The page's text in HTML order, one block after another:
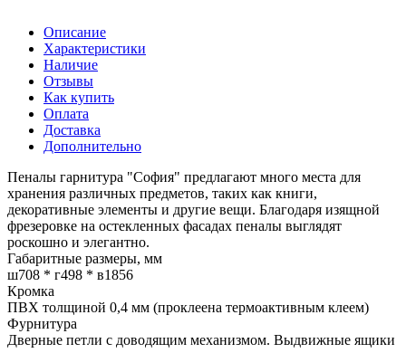
Описание
Характеристики
Наличие
Отзывы
Как купить
Оплата
Доставка
Дополнительно
Пеналы гарнитура "София" предлагают много места для
хранения различных предметов, таких как книги,
декоративные элементы и другие вещи. Благодаря изящной
фрезеровке на остекленных фасадах пеналы выглядят
роскошно и элегантно.
Габаритные размеры, мм
ш708 * г498 * в1856
Кромка
ПВХ толщиной 0,4 мм (проклеена термоактивным клеем)
Фурнитура
Дверные петли с доводящим механизмом. Выдвижные ящики